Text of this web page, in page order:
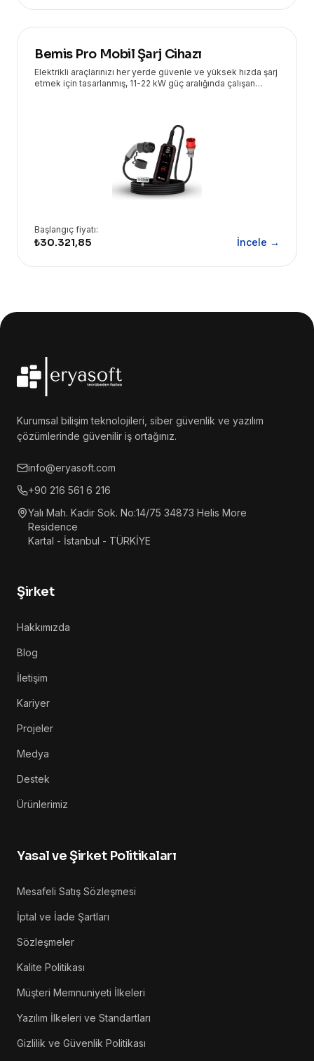
Bemis Pro Mobil Şarj Cihazı
Elektrikli araçlarınızı her yerde güvenle ve yüksek hızda şarj
etmek için tasarlanmış, 11-22 kW güç aralığında çalışan
Başlangıç fiyatı:
₺30.321,85 İncele →
Kurumsal bilişim teknolojileri, siber güvenlik ve yazılım
çözümlerinde güvenilir iş ortağınız.
info@eryasoft.com
+90 216 561 6 216
Yalı Mah. Kadir Sok. No:14/75 34873 Helis More
Residence
Kartal - İstanbul - TÜRKİYE
Şirket
Hakkımızda
Blog
İletişim
Kariyer
Projeler
Medya
Destek
Ürünlerimiz
Yasal ve Şirket Politikaları
Mesafeli Satış Sözleşmesi
İptal ve İade Şartları
Sözleşmeler
Kalite Politikası
Müşteri Memnuniyeti İlkeleri
Yazılım İlkeleri ve Standartları
Gizlilik ve Güvenlik Politikası